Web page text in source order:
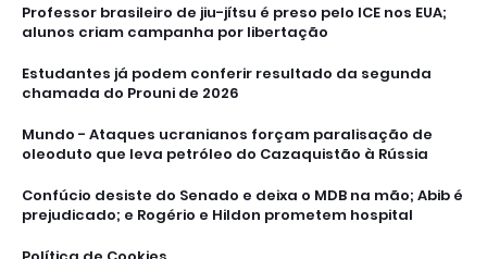
Professor brasileiro de jiu-jítsu é preso pelo ICE nos EUA;
alunos criam campanha por libertação
Estudantes já podem conferir resultado da segunda
chamada do Prouni de 2026
Mundo - Ataques ucranianos forçam paralisação de
oleoduto que leva petróleo do Cazaquistão à Rússia
Confúcio desiste do Senado e deixa o MDB na mão; Abib é
prejudicado; e Rogério e Hildon prometem hospital